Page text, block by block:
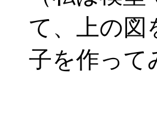
て、上の図
子を作って